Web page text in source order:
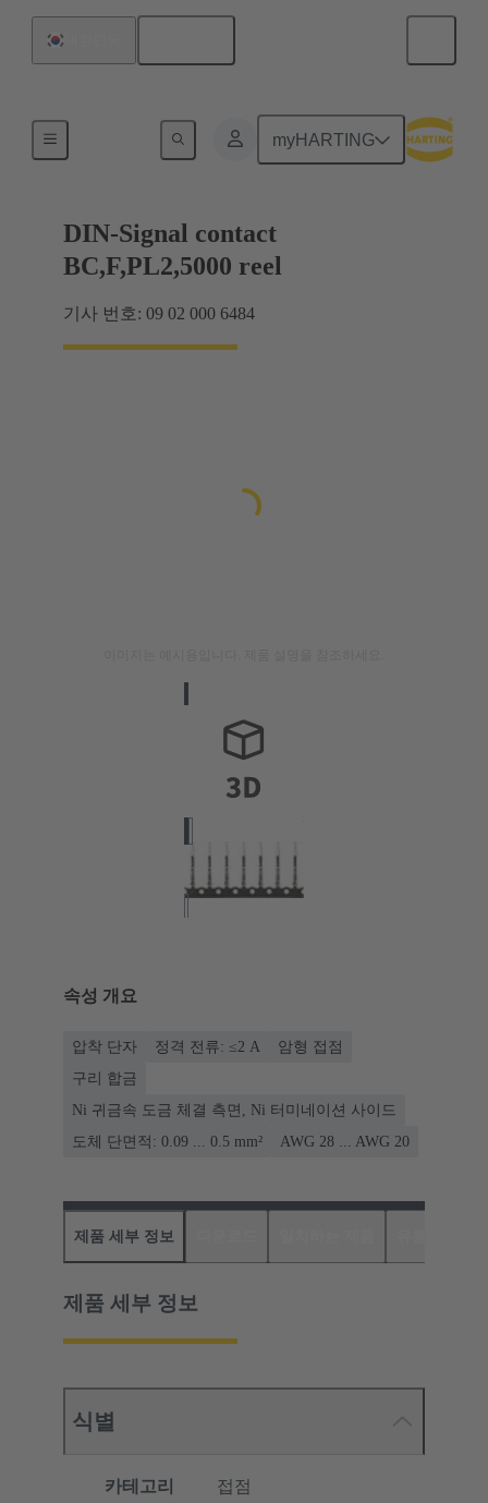
myHARTING
DIN-Signal contact
BC,F,PL2,5000 reel
기사 번호: 09 02 000 6484
속성 개요
압착 단자 정격 전류: ≤2 A
암형 접점
구리 합금
Ni 귀금속 도금 체결 측면, Ni 터미네이션 사이드
도체 단면적: 0.09 ... 0.5 mm²
AWG 28 ... AWG 20
제품 세부 정보
제품 세부 정보
식별
카테고리 접점